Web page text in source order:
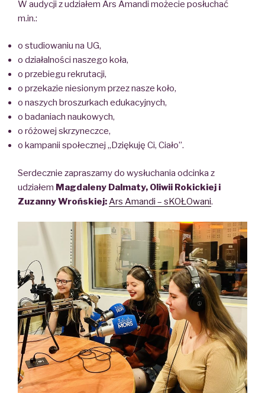
W audycji z udziałem Ars Amandi możecie posłuchać
m.in.:
o studiowaniu na UG,
o działalności naszego koła,
o przebiegu rekrutacji,
o przekazie niesionym przez nasze koło,
o naszych broszurkach edukacyjnych,
o badaniach naukowych,
o różowej skrzyneczce,
o kampanii społecznej „Dziękuję Ci, Ciało”.
Serdecznie zapraszamy do wysłuchania odcinka z
udziałem Magdaleny Dalmaty, Oliwii Rokickiej i
Zuzanny Wrońskiej:Ars Amandi – sKOŁOwani.